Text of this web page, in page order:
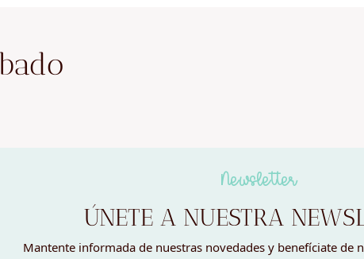
Newsletter
ÚNETE A NUESTRA
Mantente informada de nuestras novedades y benefíciate de